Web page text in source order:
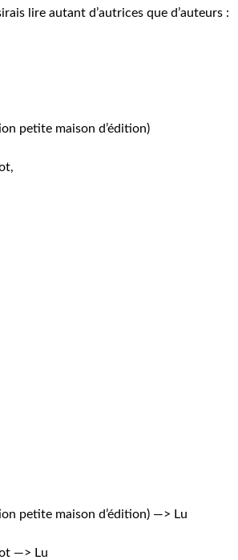
lire autant d’autrices que d’auteurs :
petite maison d’édition)
petite maison d’édition) —> Lu
—> Lu